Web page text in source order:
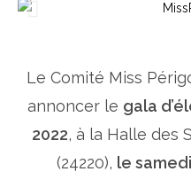
Le Comité Miss
annoncer le gala
2022, à la Halle des
(24220), le